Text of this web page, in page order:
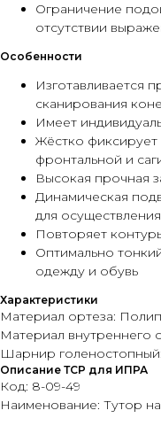
Ограничение
отсутствии
Особенности
Изготавливается
сканирования
Имеет
Жёстко фиксирует
фронтальной и
Высокая прочная
Динамическая
для
Повторяет
Оптимально
одежду и обувь
Характеристики
Материал ортеза:
Материал внутреннего
Шарнир
Описание ТСР для ИПРА
Код: 8-09-49
Наименование: Тутор